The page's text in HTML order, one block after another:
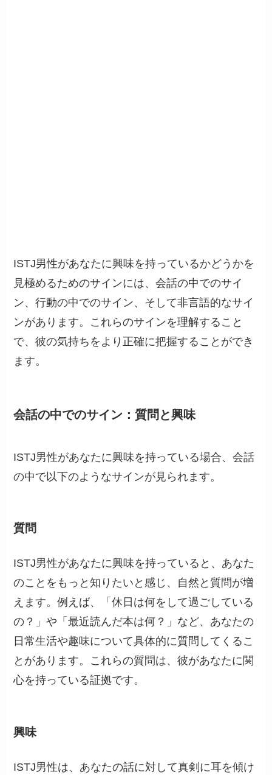
ISTJ男性があなたに興味を持っているかどうかを
見極めるためのサインには、会話の中でのサイ
ン、行動の中でのサイン、そして非言語的なサイ
ンがあります。これらのサインを理解すること
で、彼の気持ちをより正確に把握することができ
ます。
会話の中でのサイン：質問と興味
ISTJ男性があなたに興味を持っている場合、会話
の中で以下のようなサインが見られます。
質問
ISTJ男性があなたに興味を持っていると、あなた
のことをもっと知りたいと感じ、自然と質問が増
えます。例えば、「休日は何をして過ごしている
の？」や「最近読んだ本は何？」など、あなたの
日常生活や趣味について具体的に質問してくるこ
とがあります。これらの質問は、彼があなたに関
心を持っている証拠です。
興味
ISTJ男性は、あなたの話に対して真剣に耳を傾け